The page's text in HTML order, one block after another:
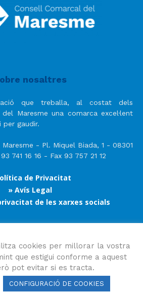
nosaltres
que treballa, al costat dels
Maresme una comarca excel·lent
per gaudir.
- Pl. Miquel Biada, 1 - 08301
741 16 16 - Fax 93 757 21 12
de Privacitat
» Avís Legal
de les xarxes socials
Segueix-nos
cookies per millorar la vostra
que estigui conforme a aquest
pot evitar si es tracta.
CONFIGURACIÓ DE COOKIES